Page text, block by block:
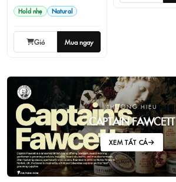
Hold nhẹ Natural
Giỏ Mua ngay
THƯƠNG HIỆU
CAPTAIN FAWCETT
XEM TẤT CẢ